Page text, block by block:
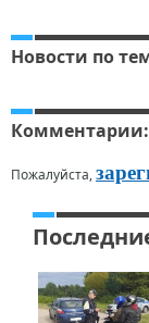
Новости по
Комментарии:
Пожалуйста,